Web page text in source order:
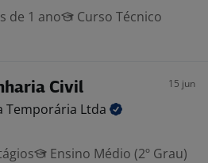
de 1 ano
Curso Técnico
Civil 15 jun
Temporária Ltda
Ensino Médio (2º Grau)